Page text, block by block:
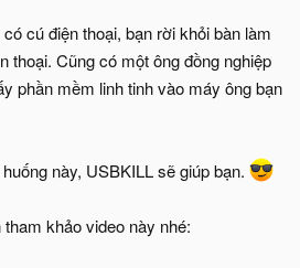
cú điện thoại, bạn rời khỏi bàn làm
thoại. Cũng có một ông đồng nghiệp
phần mềm linh tinh vào máy ông bạn
này, USBKILL sẽ giúp bạn.
khảo video này nhé: